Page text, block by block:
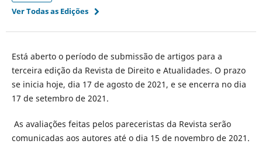
Ver Todas as Edições
Está aberto o período de submissão de artigos para a
terceira edição da Revista de Direito e Atualidades. O prazo
se inicia hoje, dia 17 de agosto de 2021, e se encerra no dia
17 de setembro de 2021.
As avaliações feitas pelos pareceristas da Revista serão
comunicadas aos autores até o dia 15 de novembro de 2021.